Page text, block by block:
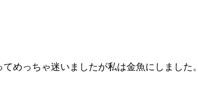
めっちゃ迷いましたが私は金魚にしました。